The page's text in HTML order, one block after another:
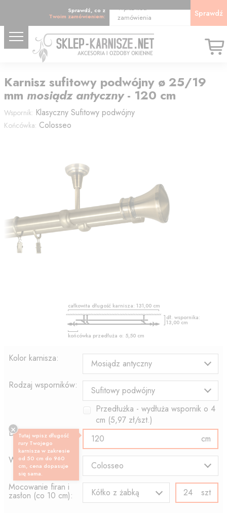
Sprawdź, co z
Twoim zamówieniem:
Wpisz kod
zamówienia
Sprawdź
Karnisz sufitowy podwójny ø 25/19
mm mosiądz antyczny- 120 cm
Wspornik: Klasyczny Sufitowy podwójny
Końcówka: Colosseo
całkowita długość karnisza: 131,00 cm
dł. wspornika:
13,00 cm
końcówka przedłuża o: 5,50 cm
Kolor karnisza:
Mosiądz antyczny
Rodzaj wsporników:
Sufitowy podwójny
Przedłużka - wydłuża wspornik o 4
cm (5,97zł/szt.)
Długość rury:
cm
Wzór końcówki:
Colosseo
Mocowanie firan i
zasłon (co 10 cm): Kółko z żabką szt
Tutaj wpisz długość
rury Twojego
karnisza w zakresie
od 50 cm do 960
cm, cena dopasuje
się sama.